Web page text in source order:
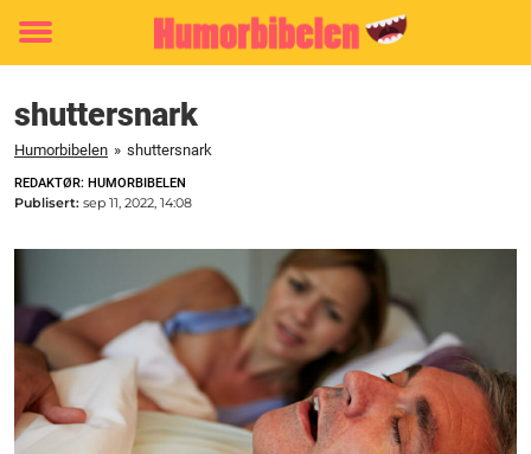
Toggle
shuttersnark
Humorbibelen » shuttersnark
REDAKTØR: HUMORBIBELEN
Publisert: sep 11, 2022, 14:08